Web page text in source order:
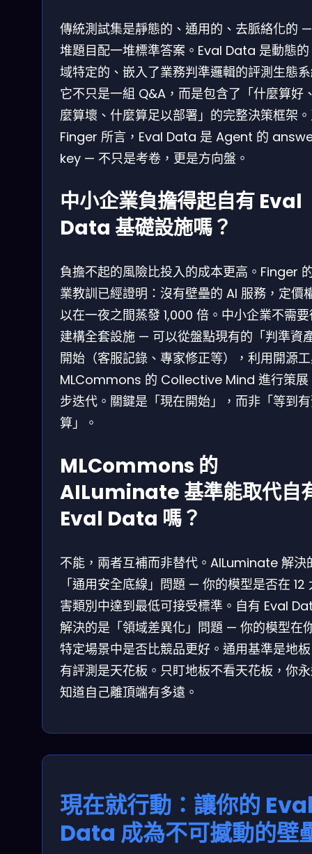
傳統測試集是靜態的、通用的、去脈絡化的
堆題目配一堆標準答案。Eval Data 是動態
域特定的、嵌入了業務判準邏輯的評測生態
它不只是一組 Q&A，而是包含了「什麼算好
麼算壞、什麼算足以部署」的完整決策框架
Finger 所言，Eval Data 是 Agent 的
key — 不只是考卷，更是方向盤。
中小企業負擔得起自有 Eval
Data 基礎設施嗎？
負擔不起的風險比投入的成本更高。Finger
業教訓已經證明：沒有壁壘的 AI 服務，定價
以在一夜之間蒸發 1,000 倍。中小企業不需
建構全套設施 — 可以從盤點現有的「判準資
開始（客服記錄、專家修正等），利用開源
MLCommons 的 Collective Mind 進行策展
步迭代。關鍵是「現在開始」，而非「等到
算」。
MLCommons 的
AILuminate 基準能取代自
Eval Data 嗎？
不能，兩者互補而非替代。AILuminate 解決
「通用安全底線」問題 — 你的模型是否在 12
害類別中達到最低可接受標準。自有 Eval
解決的是「領域差異化」問題 — 你的模型在
特定場景中是否比競品更好。通用基準是地
有評測是天花板。只盯地板不看天花板，你
知道自己離頂端有多遠。
現在就行動：讓你的
Data 成為不可撼動的壁